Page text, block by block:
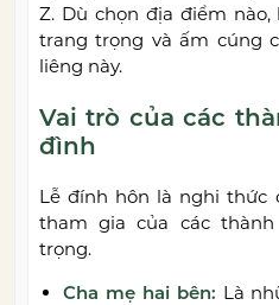
Z. Dù chọn địa điểm
trang trọng và ấm cúng
liêng này.
Vai trò của các
đình
Lễ đính hôn là nghi thức
tham gia của các
trọng.
Cha mẹ hai bên: Là